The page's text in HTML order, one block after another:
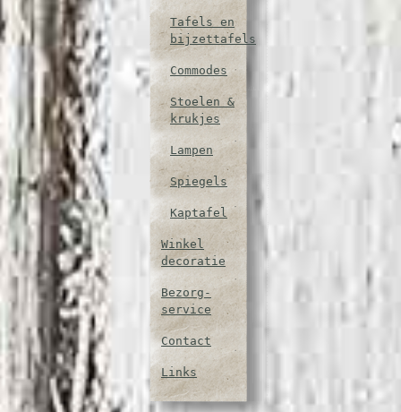
Tafels en
bijzettafels
Commodes
Stoelen &
krukjes
Lampen
Spiegels
Kaptafel
Winkel
decoratie
Bezorg-
service
Contact
Links